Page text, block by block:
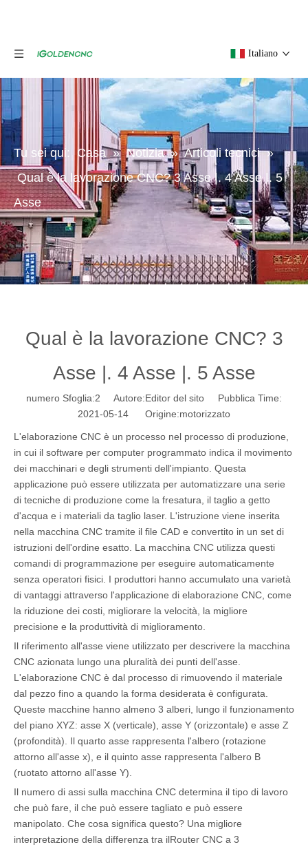
Italiano
Tu sei qui: Casa » Notizia » Articoli tecnici »
Qual è la lavorazione CNC? 3 Asse |. 4 Asse |. 5
Asse
Qual è la lavorazione CNC? 3
Asse |. 4 Asse |. 5 Asse
numero Sfoglia:2 Autore:Editor del sito Pubblica Time:
2021-05-14 Origine:motorizzato
L'elaborazione CNC è un processo nel processo di produzione,
in cui il software per computer programmato indica il movimento
dei macchinari e degli strumenti dell'impianto. Questa
applicazione può essere utilizzata per automatizzare una serie
di tecniche di produzione come la fresatura, il taglio a getto
d'acqua e i materiali da taglio laser. L'istruzione viene inserita
nella macchina CNC tramite il file CAD e convertito in un set di
istruzioni dell'ordine esatto. La macchina CNC utilizza questi
comandi di programmazione per eseguire automaticamente
senza operatori fisici. I produttori hanno accumulato una varietà
di vantaggi attraverso l'applicazione di elaborazione CNC, come
la riduzione dei costi, migliorare la velocità, la migliore
precisione e la produttività di miglioramento.
Il riferimento all'asse viene utilizzato per descrivere la macchina
CNC azionata lungo una pluralità dei punti dell'asse.
L'elaborazione CNC è dal processo di rimuovendo il materiale
dal pezzo fino a quando la forma desiderata è configurata.
Queste macchine hanno almeno 3 alberi, lungo il funzionamento
del piano XYZ: asse X (verticale), asse Y (orizzontale) e asse Z
(profondità). Il quarto asse rappresenta l'albero (rotazione
attorno all'asse x), e il quinto asse rappresenta l'albero B
(ruotato attorno all'asse Y).
Il numero di assi sulla macchina CNC determina il tipo di lavoro
che può fare, il che può essere tagliato e può essere
manipolato. Che cosa significa questo? Una migliore
interpretazione della differenza tra ilRouter CNC a 3